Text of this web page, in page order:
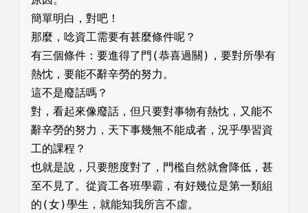
簡單明白，對吧！
那麼，唸資工需要有甚麼條件呢？
有三個條件：要進得了門(恭喜過關)，要對所學有
熱忱，要能不辭辛勞的努力。
這不是廢話嗎？
對，看起來像廢話，但只要對事物有熱忱，又能不
辭辛勞的努力，天下事幾無不能成者，況乎學習資
工的課程？
也就是說，只要態度對了，門檻自然就會降低，甚
至不見了。從資工各班學霸，有好幾位是第一類組
的(女)學生，就能知我所言不虛。